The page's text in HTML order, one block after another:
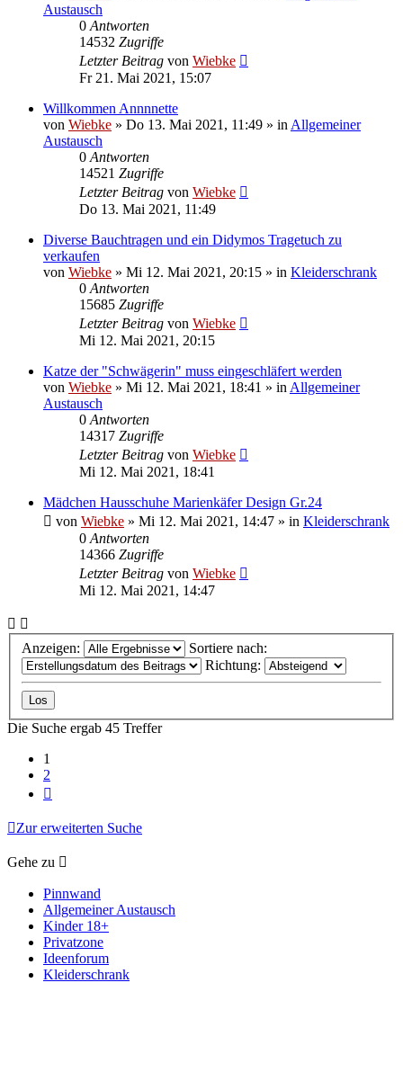
Austausch
0Antworten
14532 Zugriffe
Letzter Beitrag von Wiebke
Fr 21. Mai 2021, 15:07
Willkommen Annnnette
von Wiebke » Do 13. Mai 2021, 11:49 » inAllgemeiner
Austausch
0Antworten
14521 Zugriffe
Letzter Beitrag von Wiebke
Do 13. Mai 2021, 11:49
Diverse Bauchtragen und ein Didymos Tragetuch zu
verkaufen
von Wiebke » Mi 12. Mai 2021, 20:15 » in Kleiderschrank
0Antworten
15685 Zugriffe
Letzter Beitrag von Wiebke
Mi 12. Mai 2021, 20:15
Katze der "Schwägerin" muss eingeschläfert werden
von Wiebke » Mi 12. Mai 2021, 18:41 » inAllgemeiner
Austausch
0Antworten
14317 Zugriffe
Letzter Beitrag von Wiebke
Mi 12. Mai 2021, 18:41
Mädchen Hausschuhe Marienkäfer Design Gr.24
von Wiebke » Mi 12. Mai 2021, 14:47 » in Kleiderschrank
0Antworten
14366 Zugriffe
Letzter Beitrag von Wiebke
Mi 12. Mai 2021, 14:47
Anzeigen:
Sortiere nach:
Richtung:
Die Suche ergab 45 Treffer
1
2
Zur erweiterten Suche
Gehe zu
Pinnwand
Allgemeiner Austausch
Kinder 18+
Privatzone
Ideenforum
Kleiderschrank